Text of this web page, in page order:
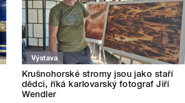
Výstava
Krušnohorské stromy jsou jako staří
dědci, říká karlovarský fotograf Jiří
Wendler